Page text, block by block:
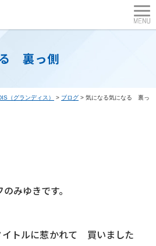
裏っ側
（グランディス） > ブログ > 気になる気になる 裏っ
みゆきです。
イトルに惹かれて 買いました